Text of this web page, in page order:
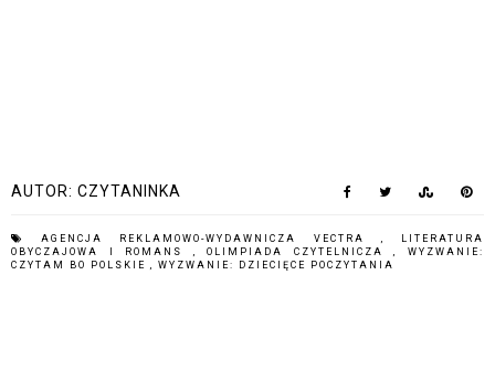
AUTOR: CZYTANINKA
AGENCJA REKLAMOWO-WYDAWNICZA VECTRA
LITERATURA
OBYCZAJOWA I ROMANS
,OLIMPIADA CZYTELNICZA ,WYZWANIE:
CZYTAM BO POLSKIE
WYZWANIE: DZIECIĘCE POCZYTANIA